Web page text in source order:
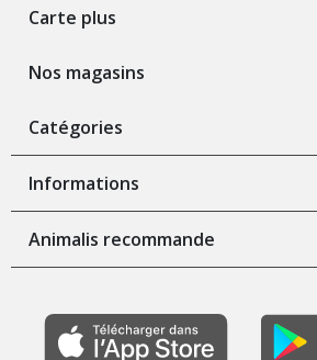
Carte plus
Nos magasins
Catégories
Informations
Animalis recommande